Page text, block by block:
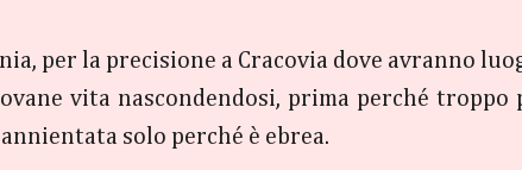
per la precisione a Cracovia dove avranno
vita nascondendosi, prima perché
solo perché è ebrea.